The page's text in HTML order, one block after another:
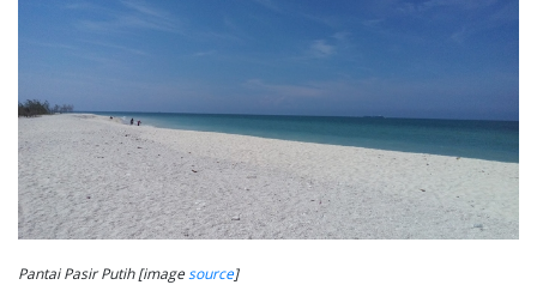
Pantai Pasir Putih [imagesource]